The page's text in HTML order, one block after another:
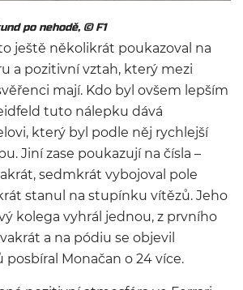
po nehodě, © F1
ještě několikrát poukazoval na
a pozitivní vztah, který mezi
mají. Kdo byl ovšem lepším
tuto nálepku dává
který byl podle něj rychlejší
Jiní zase poukazují na čísla –
sedmkrát vybojoval pole
stanul na stupínku vítězů. Jeho
kolega vyhrál jednou, z prvního
a na pódiu se objevil
Monačan o 24 více.